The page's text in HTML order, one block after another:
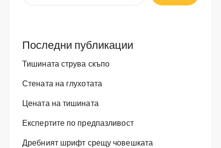
Последни публикации
Тишината струва скъпо
Стената на глухотата
Цената на тишината
Експертите по предпазливост
Дребният шрифт срещу човешката